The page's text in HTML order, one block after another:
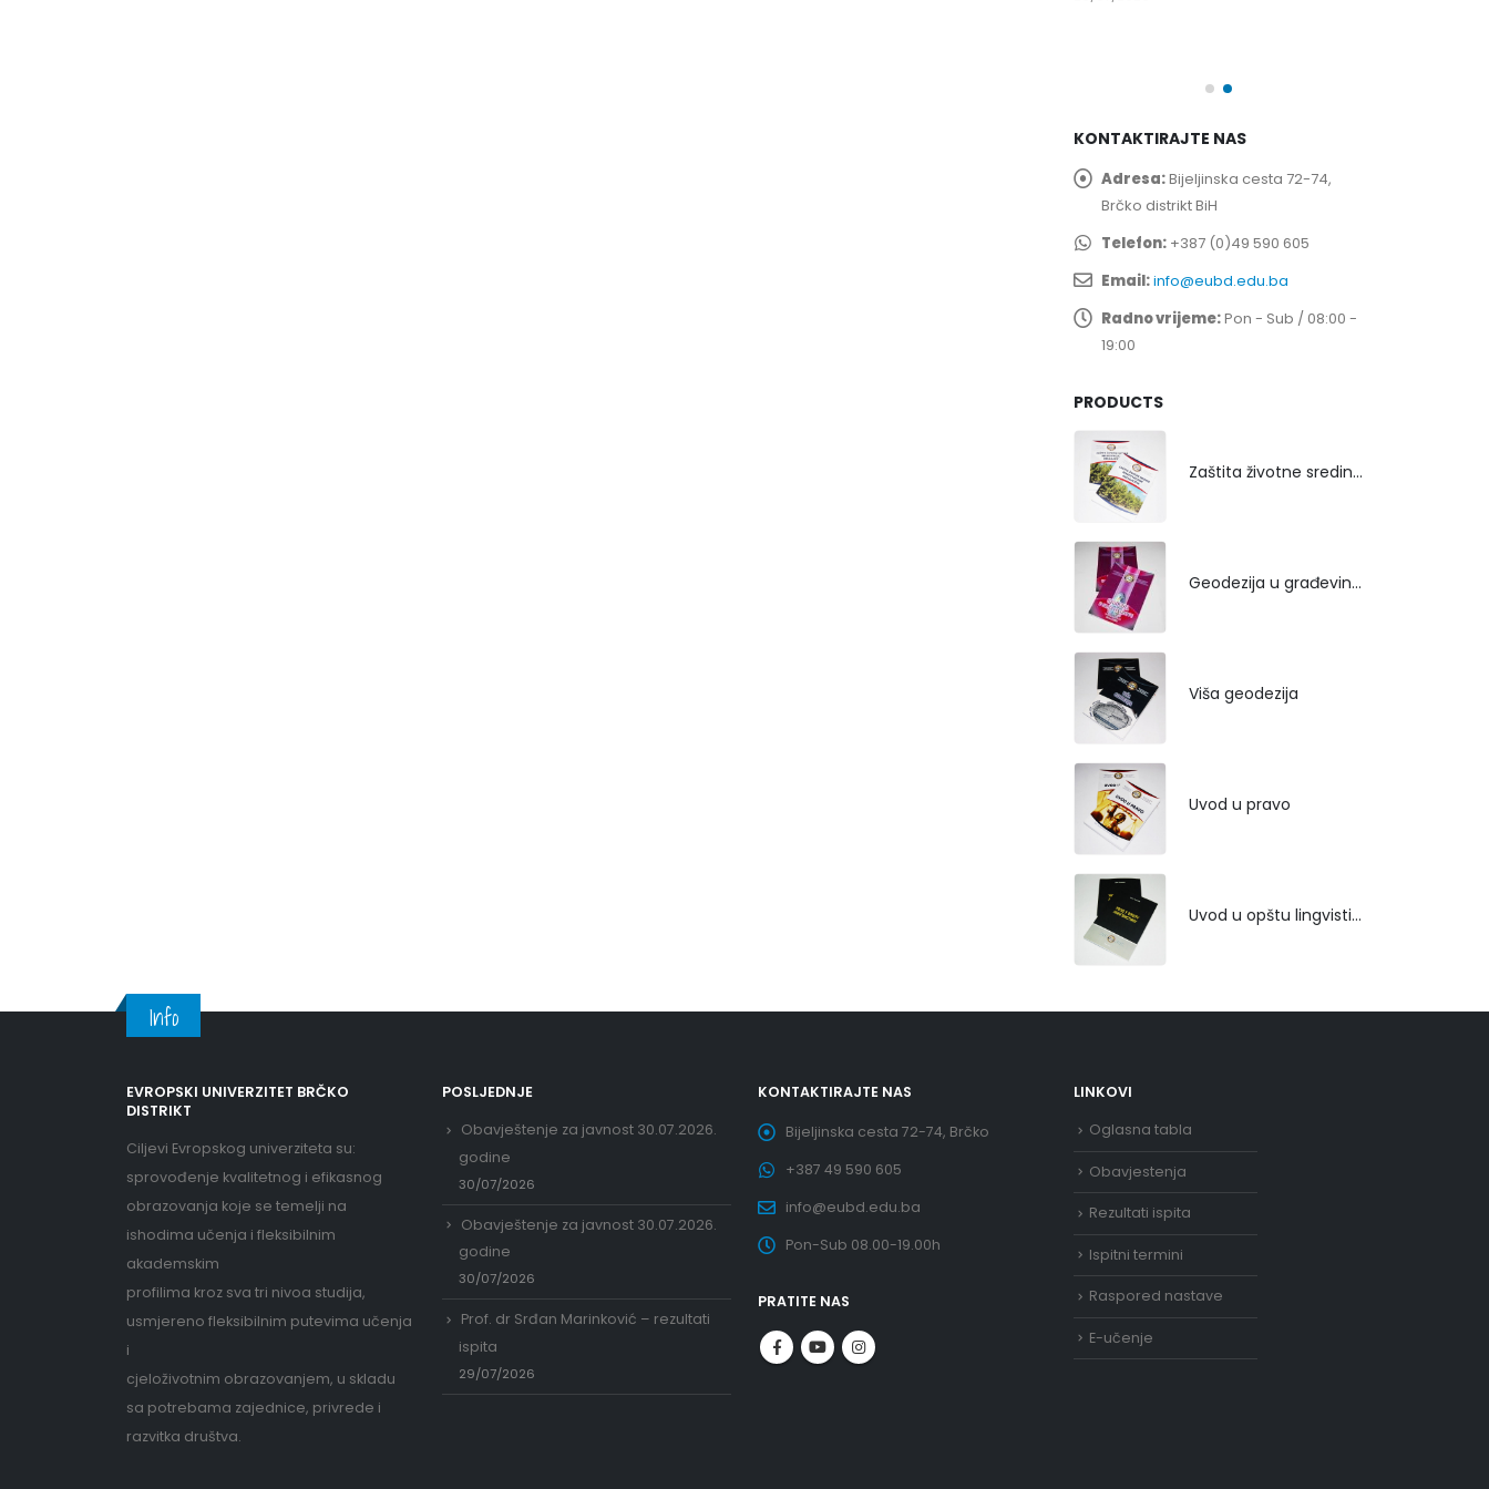
KONTAKTIRAJTE NAS
Adresa:Bijeljinska cesta 72-74,
Brčko distrikt BiH
Telefon: +387 (0)49 590 605
Email:info@eubd.edu.ba
Radno vrijeme:Pon - Sub / 08:00 -
19:00
PRODUCTS
Zaštita životne sredine rekultivacijom odlagališta
Geodezija u građevinarstvu
Viša geodezija
Uvod u pravo
Uvod u opštu lingvistiku
Info
EVROPSKI UNIVERZITET BRČKO
DISTRIKT
Ciljevi Evropskog univerziteta su:
sprovođenje kvalitetnog i efikasnog
obrazovanja koje se temelji na
ishodima učenja i fleksibilnim
akademskim
profilima kroz sva tri nivoa studija,
usmjereno fleksibilnim putevima učenja
i
cjeloživotnim obrazovanjem, u skladu
sa potrebama zajednice, privrede i
razvitka društva.
POSLJEDNJE
Obavještenje za javnost 30.07.2026.
godine
30/07/2026
Obavještenje za javnost 30.07.2026.
godine
30/07/2026
Prof. dr Srđan Marinković – rezultati
ispita
29/07/2026
KONTAKTIRAJTE NAS
Bijeljinska cesta 72-74, Brčko
+387 49 590 605
info@eubd.edu.ba
Pon-Sub 08.00-19.00h
PRATITE NAS
LINKOVI
Oglasna tabla
Obavjestenja
Rezultati ispita
Ispitni termini
Raspored nastave
E-učenje